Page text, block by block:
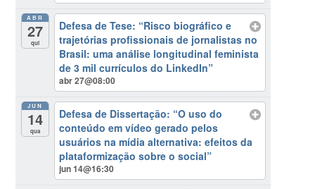
ABR
27
qui
Defesa de Tese: “Risco biográfico e
trajetórias profissionais de jornalistas no
Brasil: uma análise longitudinal feminista
de 3 mil currículos do LinkedIn”
abr 27@08:00
JUN
14
qua
Defesa de Dissertação: “O uso do
conteúdo em vídeo gerado pelos
usuários na mídia alternativa: efeitos da
plataformização sobre o social”
jun 14@16:30